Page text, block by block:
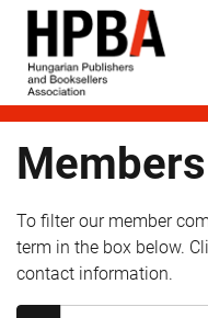
Members
To filter our member
term in the box below.
contact information.